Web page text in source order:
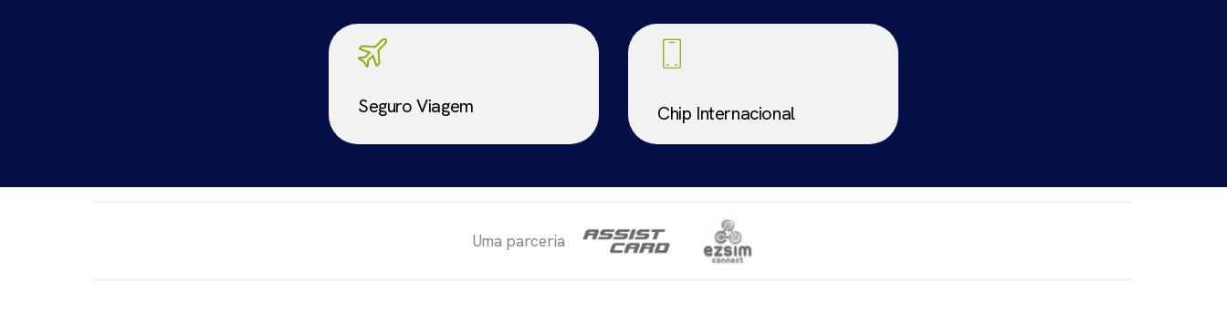
Seguro Viagem Chip Internacional
Uma parceria